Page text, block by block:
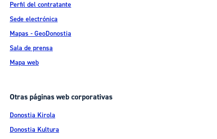
Perfil del contratante
Sede electrónica
Mapas - GeoDonostia
Sala de prensa
Mapa web
Otras páginas web corporativas
Donostia Kirola
Donostia Kultura